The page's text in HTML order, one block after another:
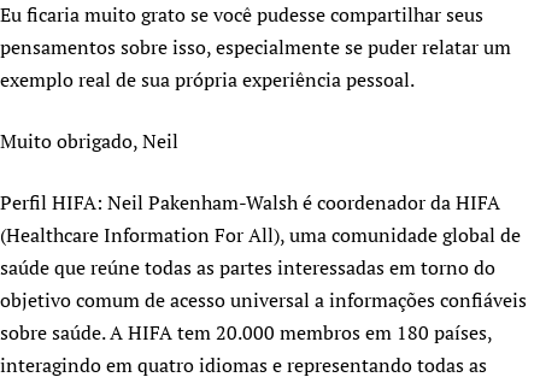
Eu ficaria muito grato se você pudesse compartilhar seus
pensamentos sobre isso, especialmente se puder relatar um
exemplo real de sua própria experiência pessoal.
Muito obrigado, Neil
Perfil HIFA: Neil Pakenham-Walsh é coordenador da HIFA
(Healthcare Information For All), uma comunidade global de
saúde que reúne todas as partes interessadas em torno do
objetivo comum de acesso universal a informações confiáveis ​​
sobre saúde. A HIFA tem 20.000 membros em 180 países,
interagindo em quatro idiomas e representando todas as